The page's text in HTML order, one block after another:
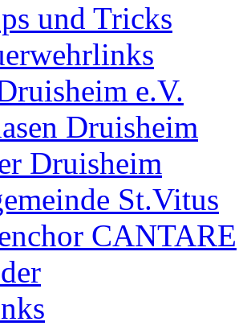
und Tricks
e.V.
Druisheim
Druisheim
St.Vitus
CANTARE